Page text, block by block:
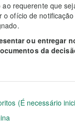
que seja
o ofício de
ou entregar
da
(É necessário